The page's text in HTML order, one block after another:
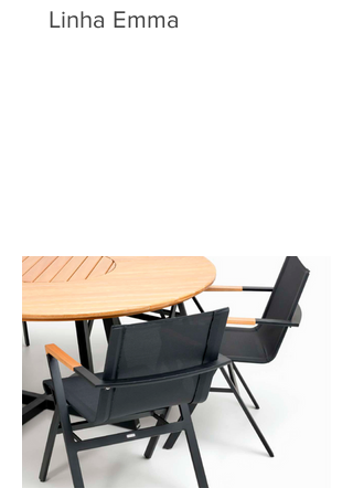
Linha Emma